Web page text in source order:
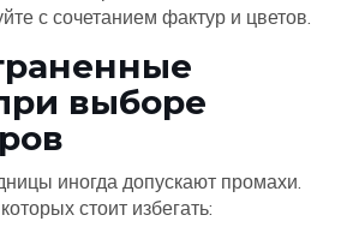
с сочетанием фактур и цветов.
выборе
иногда допускают промахи.
стоит избегать: